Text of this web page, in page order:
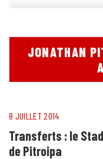
JONATHAN
8 JUILLET 2014
Transferts : le
de Pitroipa